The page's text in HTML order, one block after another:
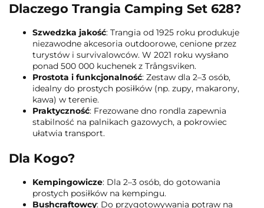
Dlaczego Trangia Camping Set 628?
Szwedzka jakość: Trangia od 1925 roku produkuje
niezawodne akcesoria outdoorowe, cenione przez
turystów i survivalowców. W 2021 roku wysłano
ponad 500 000 kuchenek z Trångsviken.
Prostota i funkcjonalność: Zestaw dla 2–3 osób,
idealny do prostych posiłków (np. zupy, makarony,
kawa) w terenie.
Praktyczność: Frezowane dno rondla zapewnia
stabilność na palnikach gazowych, a pokrowiec
ułatwia transport.
Dla Kogo?
Kempingowicze: Dla 2–3 osób, do gotowania
prostych posiłków na kempingu.
Bushcraftowcy: Do przygotowywania potraw na